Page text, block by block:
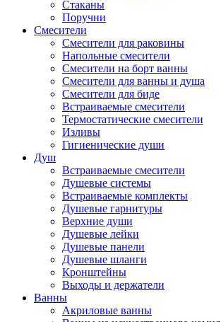
Стаканы
Поручни
Смесители
Смесители для раковины
Напольные смесители
Смесители на борт ванны
Смесители для ванны и душа
Смесители для биде
Встраиваемые смесители
Термостатические смесители
Изливы
Гигиенические души
Душ
Встраиваемые смесители
Душевые системы
Встраиваемые комплекты
Душевые гарнитуры
Верхние души
Душевые лейки
Душевые панели
Душевые шланги
Кронштейны
Выходы и держатели
Ванны
Акриловые ванны